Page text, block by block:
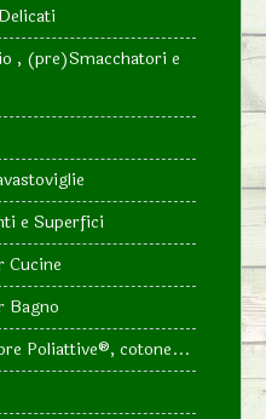
, (pre)Smacchatori e
e Superfici
Cucine
Bagno
Poliattive®, cotone...